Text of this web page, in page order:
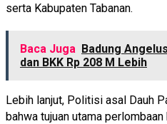
serta Kabupaten Tabanan.
Baca Juga Badung
dan BKK Rp 208 M Lebih
Lebih lanjut, Politisi asal Dauh
bahwa tujuan utama